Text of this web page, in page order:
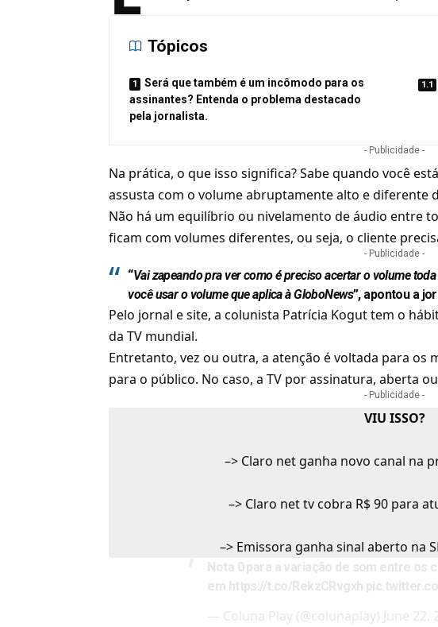
Tópicos
Será que também é um incômodo para os
assinantes? Entenda o problema destacado
pela jornalista.
- Publicidade -
Na prática, o que isso significa? Sabe quando você
assusta com o volume abruptamente alto e diferente
Não há um equilíbrio ou nivelamento de áudio entre
ficam com volumes diferentes, ou seja, o cliente
- Publicidade -
“Vai zapeando pra ver como é preciso acertar o volume
você usar o volume que aplica à GloboNews”, apontou a
Pelo jornal e site, a colunista Patrícia Kogut tem o
da TV mundial.
Entretanto, vez ou outra, a atenção é voltada para
para o público. No caso, a TV por assinatura, aberta
- Publicidade -
VIU ISSO?
–> Claro net ganha novo canal na
–> Claro net tv cobra R$ 90 para
–> Emissora ganha sinal aberto na
Nota 0 para a variação de som entre os
em https://t.co/RekzCRvgxh
— Coluna Play (@colunaplay) June 22,